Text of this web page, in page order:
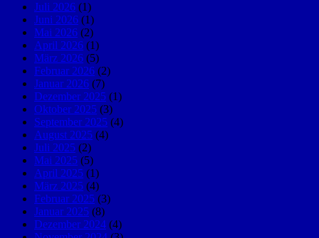
Juli 2026 (1)
Juni 2026 (1)
Mai 2026 (2)
April 2026 (1)
März 2026 (5)
Februar 2026 (2)
Januar 2026 (7)
Dezember 2025 (1)
Oktober 2025 (3)
September 2025 (4)
August 2025 (4)
Juli 2025 (2)
Mai 2025 (5)
April 2025 (1)
März 2025 (4)
Februar 2025 (3)
Januar 2025 (8)
Dezember 2024 (4)